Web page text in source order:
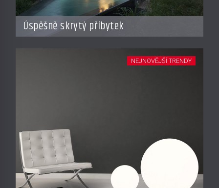
Úspěšně skrytý příbytek
NEJNOVĚJŠÍ TRENDY